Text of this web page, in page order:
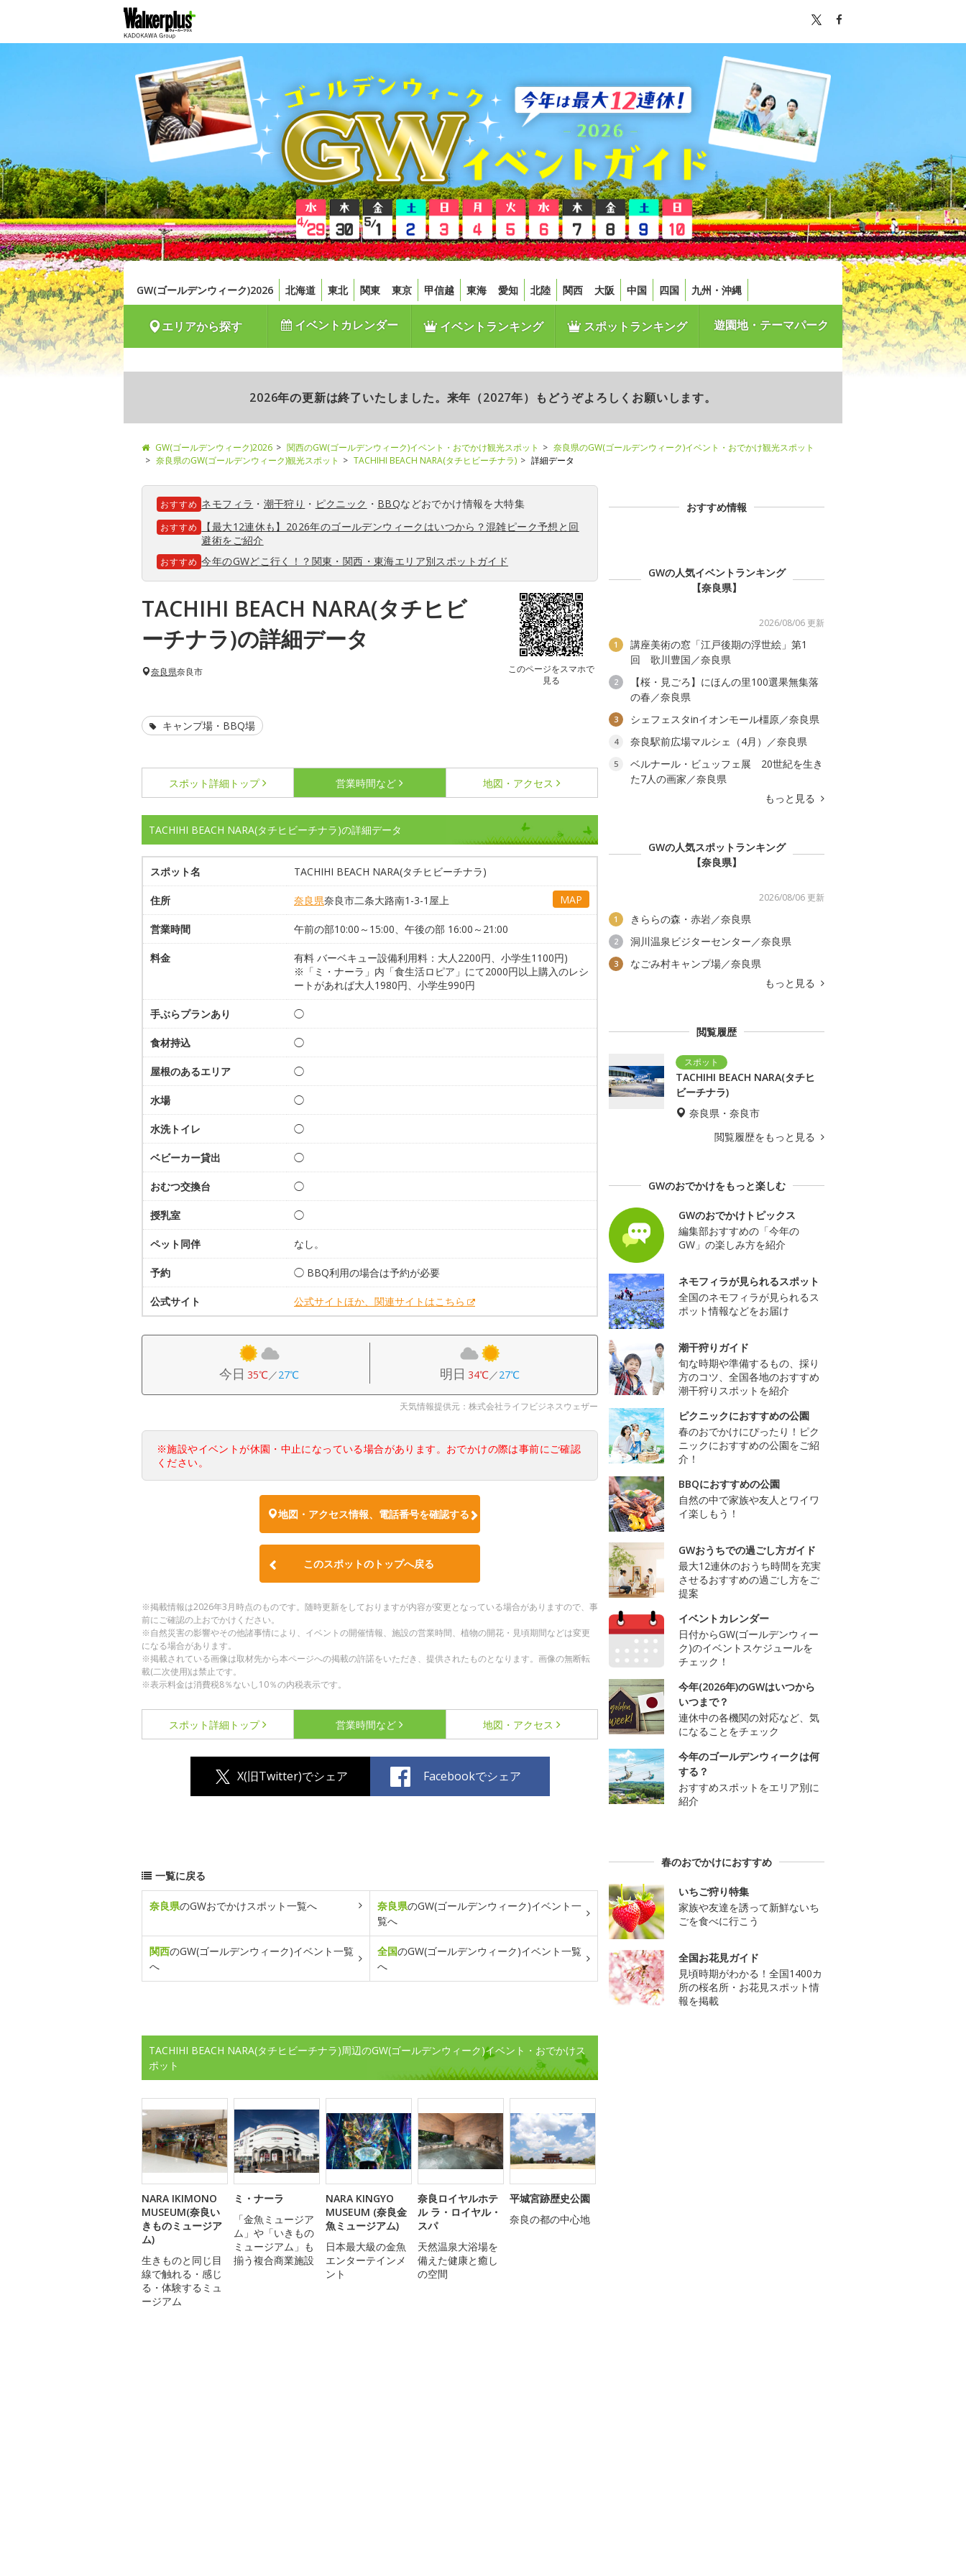
GW(ゴールデンウィーク)2026 北海道 東北 関東 東京 甲信越 東海 愛知 北陸 関西 大阪 中国 四国 九州・沖縄
エリアから探す イベントカレンダー イベントランキング スポットランキング 遊園地・テーマパーク
2026年の更新は終了いたしました。来年（2027年）もどうぞよろしくお願いします。
GW(ゴールデンウィーク)2026 関西のGW(ゴールデンウィーク)イベント・おでかけ観光スポット
奈良県のGW(ゴールデンウィーク)イベント・おでかけ観光スポット
奈良県のGW(ゴールデンウィーク)観光スポット
TACHIHI BEACH NARA(タチヒビーチナラ) 詳細データ
おすすめ ネモフィラ ・ 潮干狩り ・ ピクニック ・ BBQなどおでかけ情報を大特集
おすすめ
【最大12連休も】2026年のゴールデンウィークはいつから？混雑ピーク予想と回
避術をご紹介
おすすめ 今年のGWどこ行く！？関東・関西・東海エリア別スポットガイド
TACHIHI BEACH NARA(タチヒビ
ーチナラ)の詳細データ
このページをスマホで
見る
奈良県奈良市
キャンプ場・BBQ場
スポット詳細 トップ 営業時間など 地図・アクセス
TACHIHI BEACH NARA(タチヒビーチナラ)の詳細データ
スポット名 TACHIHI BEACH NARA(タチヒビーチナラ)
住所 奈良県奈良市二条大路南1-3-1屋上 MAP
営業時間 午前の部10:00～15:00、午後の部 16:00～21:00
料金
有料 バーベキュー設備利用料：大人2200円、小学生1100円)
※「ミ・ナーラ」内「食生活ロピア」にて2000円以上購入のレシ
ートがあれば大人1980円、小学生990円
手ぶらプランあり ◯
食材持込 ◯
屋根のあるエリア ◯
水場 ◯
水洗トイレ ◯
ベビーカー貸出 ◯
おむつ交換台 ◯
授乳室 ◯
ペット同伴 なし。
予約 ◯ BBQ利用の場合は予約が必要
公式サイト 公式サイトほか、関連サイトはこちら
今日 35℃／27℃ 明日 34℃／27℃
天気情報提供元：株式会社ライフビジネスウェザー
※施設やイベントが休園・中止になっている場合があります。おでかけの際は事前にご確認
ください。
地図・アクセス情報、電話番号を確認する
このスポットのトップへ戻る
※掲載情報は2026年3月時点のものです。随時更新をしておりますが内容が変更となっている場合がありますので、事
前にご確認の上おでかけください。
※自然災害の影響やその他諸事情により、イベントの開催情報、施設の営業時間、植物の開花・見頃期間などは変更
になる場合があります。
※掲載されている画像は取材先から本ページへの掲載の許諾をいただき、提供されたものとなります。画像の無断転
載(二次使用)は禁止です。
※表示料金は消費税8％ないし10％の内税表示です。
スポット詳細 トップ 営業時間など 地図・アクセス
X(旧Twitter)でシェア Facebookでシェア
一覧に戻る
奈良県のGWおでかけスポット一覧へ 奈良県のGW(ゴールデンウィーク)イベント一
覧へ
関西のGW(ゴールデンウィーク)イベント一覧
へ
全国のGW(ゴールデンウィーク)イベント一覧
へ
TACHIHI BEACH NARA(タチヒビーチナラ)周辺のGW(ゴールデンウィーク)イベント・おでかけス
ポット
NARA IKIMONO
MUSEUM(奈良い
きものミュージア
ム)
生きものと同じ目
線で触れる・感じ
る・体験するミュ
ージアム
ミ・ナーラ
「金魚ミュージア
ム」や「いきもの
ミュージアム」も
揃う複合商業施設
NARA KINGYO
MUSEUM (奈良金
魚ミュージアム)
日本最大級の金魚
エンターテインメ
ント
奈良ロイヤルホテ
ル ラ・ロイヤル・
スパ
天然温泉大浴場を
備えた健康と癒し
の空間
平城宮跡歴史公園
奈良の都の中心地
おすすめ情報
GWの人気イベントランキング
【奈良県】
2026/08/06 更新
1
講座美術の窓「江戸後期の浮世絵」第1
回 歌川豊国／奈良県
2
【桜・見ごろ】にほんの里100選果無集落
の春／奈良県
3 シェフェスタinイオンモール橿原／奈良県
4 奈良駅前広場マルシェ（4月）／奈良県
5
ベルナール・ビュッフェ展 20世紀を生き
た7人の画家／奈良県
もっと見る
GWの人気スポットランキング
【奈良県】
2026/08/06 更新
1 きららの森・赤岩／奈良県
2 洞川温泉ビジターセンター／奈良県
3
なごみ村キャンプ場／奈良県
もっと見る
閲覧履歴
TACHIHI BEACH NARA(タチヒ
ビーチナラ)
奈良県・奈良市
閲覧履歴をもっと見る
GWのおでかけをもっと楽しむ
GWのおでかけトピックス
編集部おすすめの「今年の
GW」の楽しみ方を紹介
ネモフィラが見られるスポット
全国のネモフィラが見られるス
ポット情報などをお届け
潮干狩りガイド
旬な時期や準備するもの、採り
方のコツ、全国各地のおすすめ
潮干狩りスポットを紹介
ピクニックにおすすめの公園
春のおでかけにぴったり！ピク
ニックにおすすめの公園をご紹
介！
BBQにおすすめの公園
自然の中で家族や友人とワイワ
イ楽しもう！
GWおうちでの過ごし方ガイド
最大12連休のおうち時間を充実
させるおすすめの過ごし方をご
提案
イベントカレンダー
日付からGW(ゴールデンウィー
ク)のイベントスケジュールを
チェック！
今年(2026年)のGWはいつから
いつまで？
連休中の各機関の対応など、気
になることをチェック
今年のゴールデンウィークは何
する？
おすすめスポットをエリア別に
紹介
春のおでかけにおすすめ
いちご狩り特集
家族や友達を誘って新鮮ないち
ごを食べに行こう
全国お花見ガイド
見頃時期がわかる！全国1400カ
所の桜名所・お花見スポット情
報を掲載